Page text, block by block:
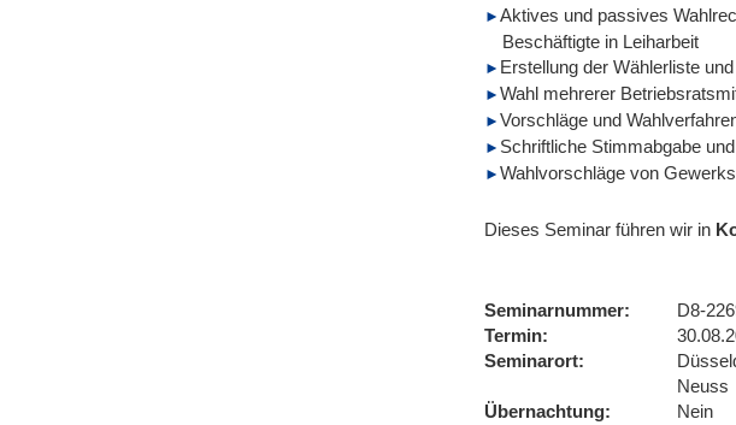
Aktives und passives
Beschäftigte in Leiharbeit
Erstellung der Wählerliste
Wahl mehrerer
Vorschläge und
Schriftliche Stimmabgabe
Wahlvorschläge von
Dieses Seminar führen wir in
Seminarnummer
D8-
Termin
Seminarort
Neuss
Übernachtung
Nein